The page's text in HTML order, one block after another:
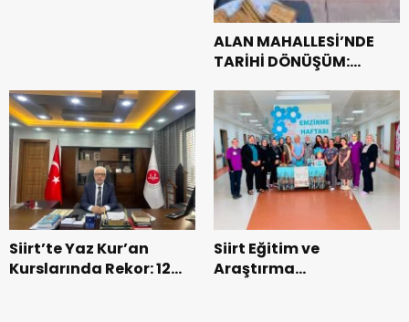
ALAN MAHALLESİ’NDE
TARİHİ DÖNÜŞÜM:
34 YILLIK TAPU SORUNU
ÇÖZÜLDÜ
Siirt’te Yaz Kur’an
Kurslarında Rekor: 12
Siirt Eğitim ve
Araştırma